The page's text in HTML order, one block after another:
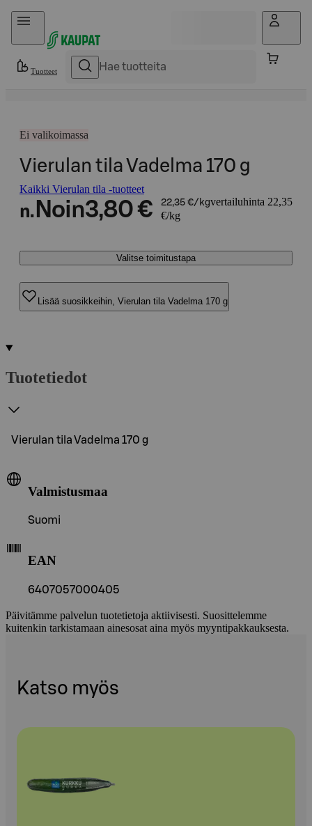
Hyppää sisältöön
Tuotteet
Ei valikoimassa
Vierulan tila Vadelma 170 g
Kaikki Vierulan tila -tuotteet
n. Noin3,80 € 22,35 €/kgvertailuhinta 22,35
€/kg
Valitse toimitustapa
Lisää suosikkeihin, Vierulan tila Vadelma 170 g
Tuotetiedot
Vierulan tila Vadelma 170 g
Valmistusmaa
Suomi
EAN
6407057000405
Päivitämme palvelun tuotetietoja aktiivisesti. Suosittelemme
kuitenkin tarkistamaan ainesosat aina myös myyntipakkauksesta.
Katso myös